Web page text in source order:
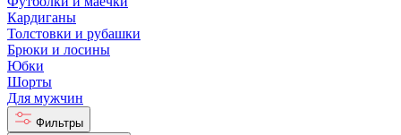
Кардиганы
Толстовки и рубашки
Брюки и лосины
Юбки
Шорты
Для мужчин
Фильтры